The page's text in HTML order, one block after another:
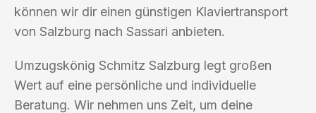
können wir dir einen günstigen Klaviertransport
von Salzburg nach Sassari anbieten.
Umzugskönig Schmitz Salzburg legt großen
Wert auf eine persönliche und individuelle
Beratung. Wir nehmen uns Zeit, um deine